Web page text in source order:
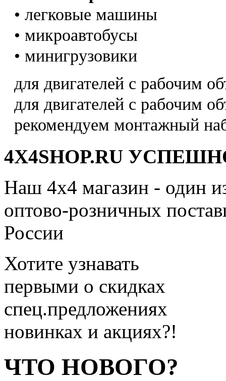
• легковые машины
• микроавтобусы
• минигрузовики
для двигателей с рабочим
для двигателей с рабочим
рекомендуем монтажный
4X4SHOP.RU
Наш 4x4 магазин - один
оптово-розничных
России
Хотите узнавать
первыми о скидках
спец.предложениях
новинках и акциях?!
ЧТО НОВОГО?